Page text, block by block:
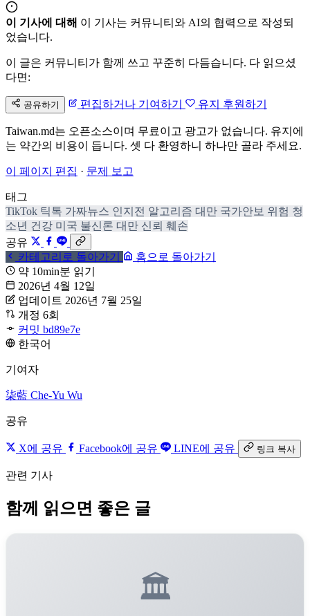
이 기사에 대해 이 기사는 커뮤니티와 AI의 협력으로 작성되
었습니다.
이 글은 커뮤니티가 함께 쓰고 꾸준히 다듬습니다. 다 읽으셨
다면:
공유하기 편집하거나 기여하기 유지 후원하기
Taiwan.md는 오픈소스이며 무료이고 광고가 없습니다. 유지에
는 약간의 비용이 듭니다. 셋 다 환영하니 하나만 골라 주세요.
이 페이지 편집 · 문제 보고
태그
TikTok 틱톡 가짜뉴스 인지전 알고리즘 대만 국가안보 위험 청
소년 건강 미국 불신론 대만 신뢰 훼손
공유
카테고리로 돌아가기
홈으로 돌아가기
약 10min분 읽기
2026년 4월 12일
업데이트 2026년 7월 25일
개정 6회
커밋 bd89e7e
한국어
기여자
柒藍 Che-Yu Wu
공유
X에 공유 Facebook에 공유 LINE에 공유 링크 복사
관련 기사
함께 읽으면 좋은 글
🏛️